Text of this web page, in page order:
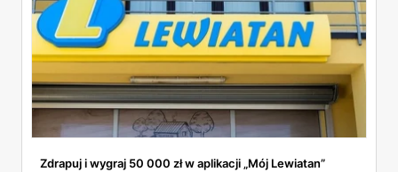
Zdrapuj i wygraj 50 000 zł w aplikacji „Mój Lewiatan”